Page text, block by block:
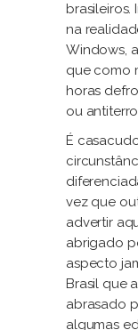
brasileiros.
na
Windows,
que como
horas
ou
É
vez que
advertir
abrigado
aspecto
Brasil que
abrasado
algumas